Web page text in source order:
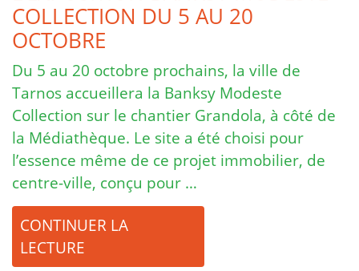
COLLECTION DU 5 AU 20
OCTOBRE
Du 5 au 20 octobre prochains, la ville de
Tarnos accueillera la Banksy Modeste
Collection sur le chantier Grandola, à côté de
la Médiathèque. Le site a été choisi pour
l’essence même de ce projet immobilier, de
centre-ville, conçu pour …
CONTINUER LA
LECTURE